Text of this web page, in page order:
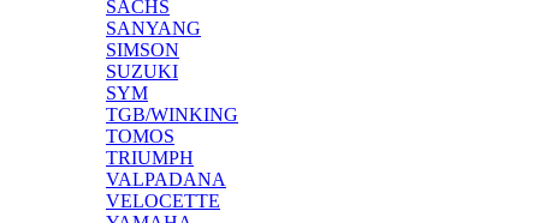
SACHS
SANYANG
SIMSON
SUZUKI
SYM
TGB/WINKING
TOMOS
TRIUMPH
VALPADANA
VELOCETTE